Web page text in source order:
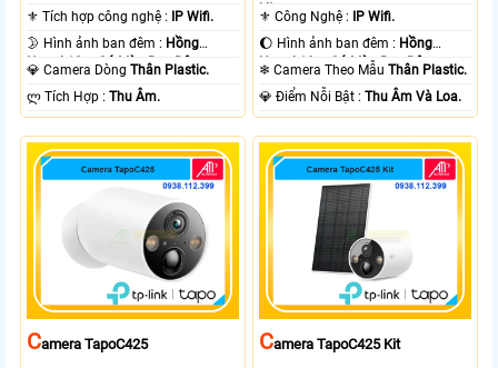
⚜️ Tích hợp công nghệ :
IP Wifi.
🌛 Hình ảnh ban đêm : Hồng
Ngoại 10m Có Màu Ban Ðêm.
💎 Camera DòngThân Plastic.
️ლ Tích Hợp :Thu Âm.
Lite .
⚜️ Công Nghệ :
IP Wifi.
🌔 Hình ảnh ban đêm : Hồng
Ngoại 10m Có Màu Ban Ðêm.
❄ Camera Theo MẫuThân Plastic.
️💎 Điểm Nỗi Bật :Thu Âm Và Loa.
CAmera TapoC425 CAmera TapoC425 Kit